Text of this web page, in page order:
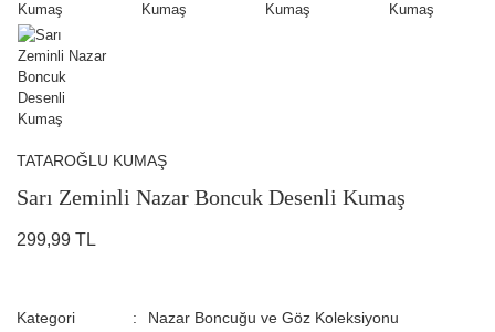
TATAROĞLU KUMAŞ
Sarı Zeminli Nazar Boncuk Desenli Kumaş
299,99 TL
Kategori
Nazar Boncuğu ve Göz Koleksiyonu